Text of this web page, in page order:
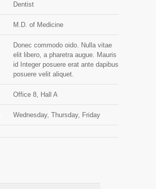
Dentist
M.D. of Medicine
Donec commodo oido. Nulla vitae
elit libero, a pharetra augue. Mauris
id Integer posuere erat ante dapibus
posuere velit aliquet.
Office 8, Hall A
Wednesday, Thursday, Friday